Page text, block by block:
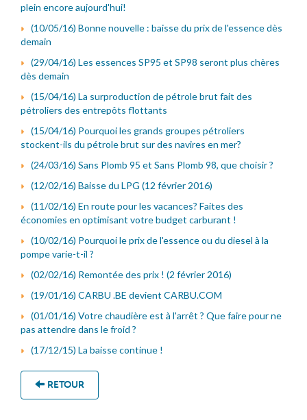
plein encore aujourd'hui!
(10/05/16) Bonne nouvelle : baisse du prix de l'essence dès
demain
(29/04/16) Les essences SP95 et SP98 seront plus chères
dès demain
(15/04/16) La surproduction de pétrole brut fait des
pétroliers des entrepôts flottants
(15/04/16) Pourquoi les grands groupes pétroliers
stockent-ils du pétrole brut sur des navires en mer?
(24/03/16) Sans Plomb 95 et Sans Plomb 98, que choisir ?
(12/02/16) Baisse du LPG (12 février 2016)
(11/02/16) En route pour les vacances? Faites des
économies en optimisant votre budget carburant !
(10/02/16) Pourquoi le prix de l'essence ou du diesel à la
pompe varie-t-il ?
(02/02/16) Remontée des prix ! (2 février 2016)
(19/01/16) CARBU .BE devient CARBU.COM
(01/01/16) Votre chaudière est à l'arrêt ? Que faire pour ne
pas attendre dans le froid ?
(17/12/15) La baisse continue !
RETOUR